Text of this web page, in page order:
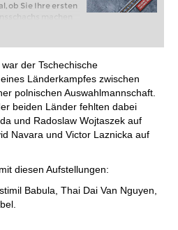
ob Sie Ihre ersten
machen
spielen: Mit
intelligenter und
der Tschechische
Länderkampfes zwischen
polnischen Auswahlmannschaft.
beiden Länder fehlten dabei
und Radoslaw Wojtaszek auf
Navara und Victor Laznicka auf
diesen Aufstellungen:
Babula, Thai Dai Van Nguyen,